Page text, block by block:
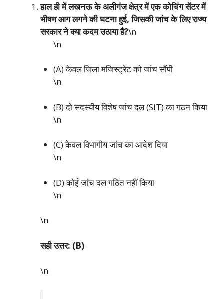
हाल ही में लखनऊ के अलीगंज क्षेत्र में एक कोचिंग सेंटर में
भीषण आग लगने की घटना हुई, जिसकी जांच के लिए राज्य
सरकार ने क्या कदम उठाया है?\n
\n
(A) केवल जिला मजिस्ट्रेट को जांच सौंपी
\n
(B) दो सदस्यीय विशेष जांच दल (SIT) का गठन किया
\n
(C) केवल विभागीय जांच का आदेश दिया
\n
(D) कोई जांच दल गठित नहीं किया
\n
\n
सही उत्तर: (B)
\n